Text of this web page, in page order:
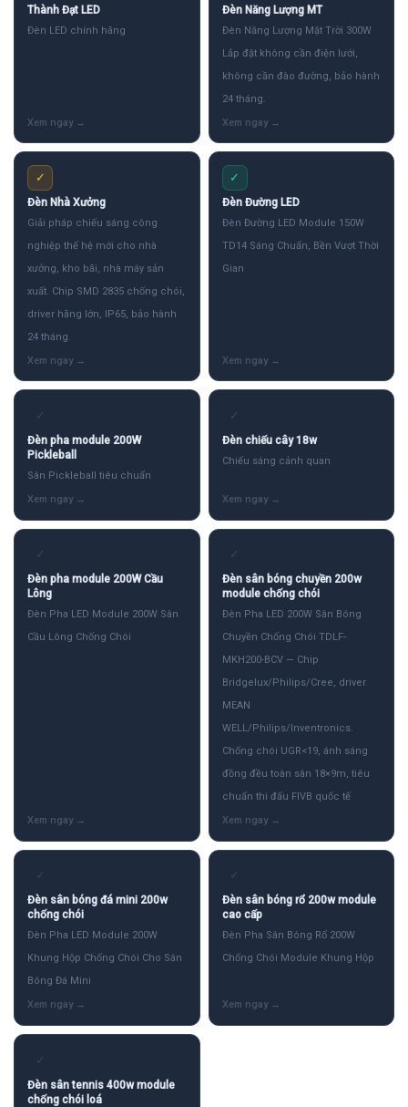
Thành Đạt LED
Đèn LED chính hãng
Đèn Năng Lượng MT
Đèn Năng Lượng Mặt Trời 300W
Lắp đặt không cần điện lưới,
không cần đào đường, bảo hành
24 tháng.
✓
Đèn Nhà Xưởng
Giải pháp chiếu sáng công
nghiệp thế hệ mới cho nhà
xưởng, kho bãi, nhà máy sản
xuất. Chip SMD 2835 chống chói,
driver hãng lớn, IP65, bảo hành
24 tháng.
✓
Đèn Đường LED
Đèn Đường LED Module 150W
TD14 Sáng Chuẩn, Bền Vượt Thời
Gian
✓
Đèn pha module 200W
Pickleball
Sân Pickleball tiêu chuẩn
✓
Đèn chiếu cây 18w
Chiếu sáng cảnh quan
✓
Đèn pha module 200W Cầu
Lông
Đèn Pha LED Module 200W Sân
Cầu Lông Chống Chói
✓
Đèn sân bóng chuyền 200w
module chống chói
Đèn Pha LED 200W Sân Bóng
Chuyền Chống Chói TDLF-
MKH200-BCV — Chip
Bridgelux/Philips/Cree, driver
MEAN
WELL/Philips/Inventronics.
Chống chói UGR<19, ánh sáng
đồng đều toàn sân 18×9m, tiêu
chuẩn thi đấu FIVB quốc tế
✓
Đèn sân bóng đá mini 200w
chống chói
Đèn Pha LED Module 200W
Khung Hộp Chống Chói Cho Sân
Bóng Đá Mini
✓
Đèn sân bóng rổ 200w module
cao cấp
Đèn Pha Sân Bóng Rổ 200W
Chống Chói Module Khung Hộp
✓
Đèn sân tennis 400w module
chống chói loá